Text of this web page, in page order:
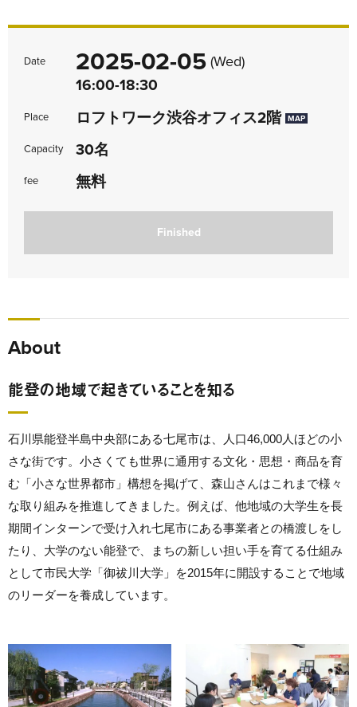
Date 2025-02-05 (Wed)
16:00-18:30
Place ロフトワーク渋谷オフィス2階 MAP
Capacity 30名
fee 無料
Finished
About
能登の地域で起きていることを知る
石川県能登半島中央部にある七尾市は、人口46,000人ほどの小
さな街です。小さくても世界に通用する文化・思想・商品を育
む「小さな世界都市」構想を掲げて、森山さんはこれまで様々
な取り組みを推進してきました。例えば、他地域の大学生を長
期間インターンで受け入れ七尾市にある事業者との橋渡しをし
たり、大学のない能登で、まちの新しい担い手を育てる仕組み
として市民大学「御祓川大学」を2015年に開設することで地域
のリーダーを養成しています。